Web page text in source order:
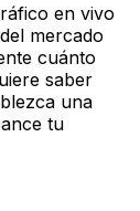
en vivo
mercado
cuánto
saber
una
tu